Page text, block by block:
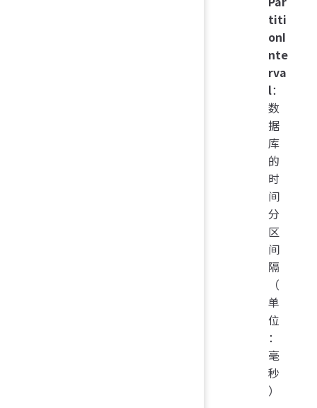
titi
onI
nte
rva
l：
数
据
库
的
时
间
分
区
间
隔
（
单
位
：
毫
秒
）